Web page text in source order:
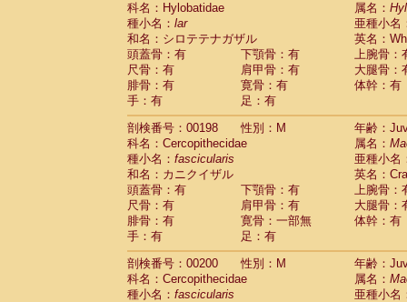
科名：Hylobatidae
属名：
種小名： lar
亜種小名
和名：シロテテナガザル
英名：
頭蓋骨：有
下顎骨：有
上腕骨：
尺骨：有
肩甲骨：有
大腿骨：
腓骨：有
寛骨：有
体幹：有
手：有
足：有
剖検番号：00198
性別：M
年齢：
科名：Cercopithecidae
属名：
種小名： fascicularis
亜種小名
和名：カニクイザル
英名：
頭蓋骨：有
下顎骨：有
上腕骨：
尺骨：有
肩甲骨：有
大腿骨：
腓骨：有
寛骨：一部無
体幹：有
手：有
足：有
剖検番号：00200
性別：M
年齢：
科名：Cercopithecidae
属名：
種小名： fascicularis
亜種小名